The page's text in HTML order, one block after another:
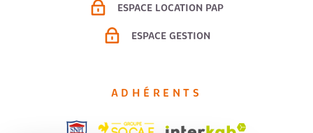
ESPACE LOCATION PAP
ESPACE GESTION
ADHÉRENTS